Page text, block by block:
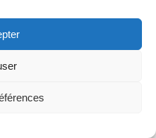
auditeurs portant sur des
langue.
[at] univ-
2022